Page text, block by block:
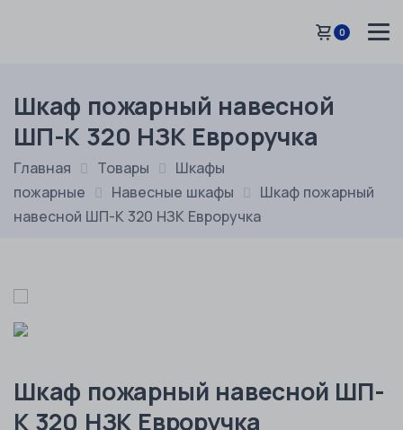
0
Шкаф пожарный навесной
ШП-К 320 НЗК Евроручка
Главная Товары
Шкафы
пожарные
Навесные шкафы
Шкаф пожарный
навесной ШП-К 320 НЗК Евроручка
Шкаф пожарный навесной ШП-
К 320 НЗК Евроручка